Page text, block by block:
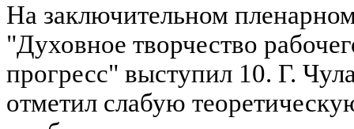
На заключительном
"Духовное творчество
прогресс" выступил 10. Г.
отметил слабую